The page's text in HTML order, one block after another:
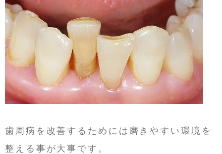
歯周病を改善するためには磨きやすい環境を
整える事が大事です。